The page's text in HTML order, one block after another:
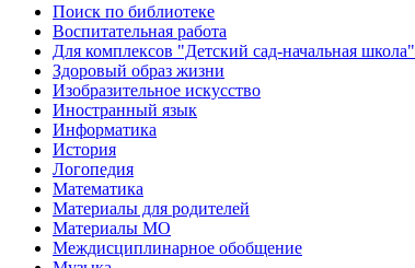
Поиск по библиотеке
Воспитательная работа
Для комплексов "Детский сад-начальная школа"
Здоровый образ жизни
Изобразительное искусство
Иностранный язык
Информатика
История
Логопедия
Математика
Материалы для родителей
Материалы МО
Междисциплинарное обобщение